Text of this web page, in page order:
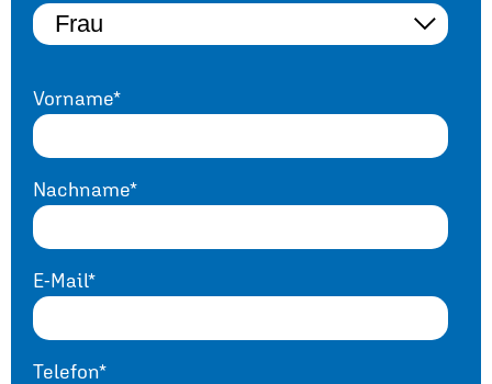
Vorname*
Nachname*
E-Mail*
Telefon*